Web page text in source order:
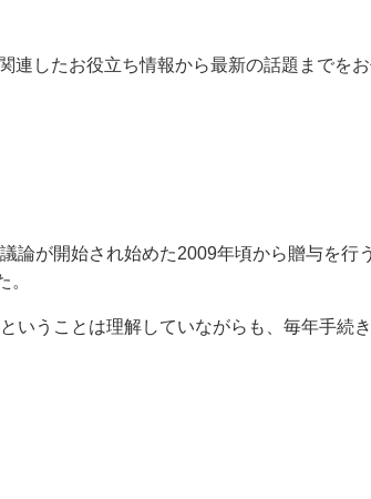
したお役立ち情報から最新の話題までを
論が開始され始めた2009年頃から贈与を
。
いうことは理解していながらも、毎年手続